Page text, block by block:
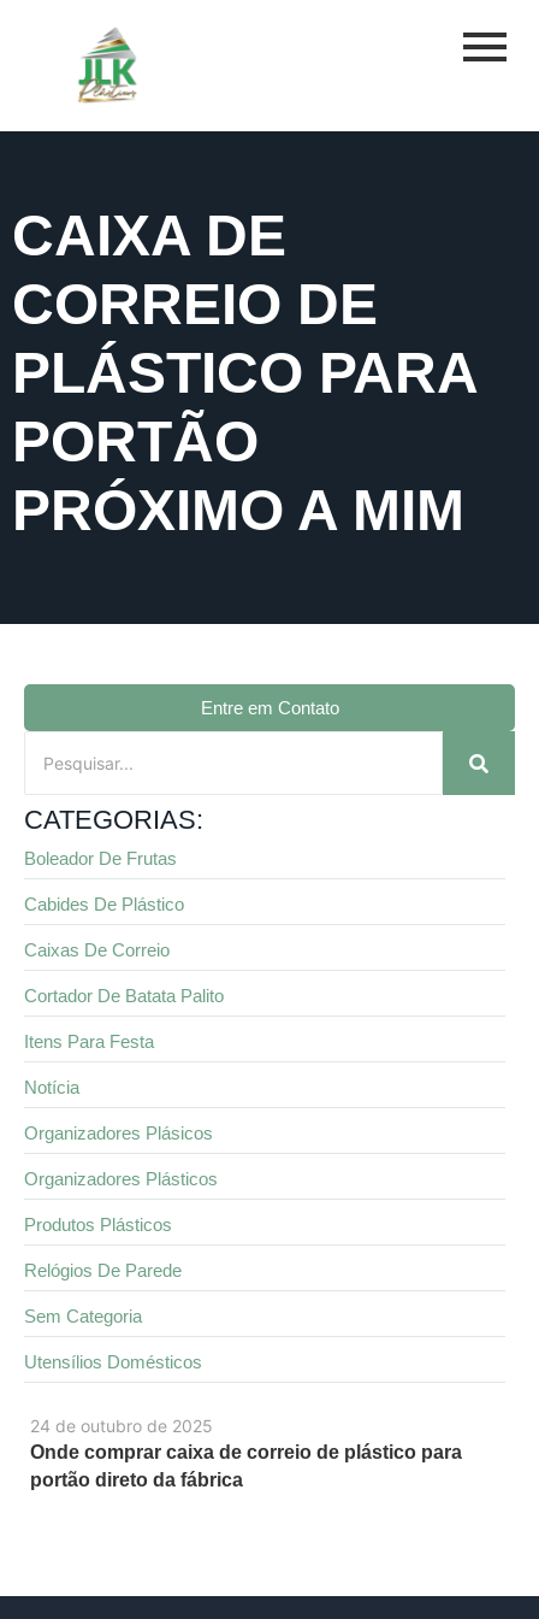
CAIXA DE
CORREIO DE
PLÁSTICO PARA
PORTÃO
PRÓXIMO A MIM
24 de outubro de 2025
Onde comprar caixa de correio de plástico para
portão direto da fábrica
Entre em Contato
CATEGORIAS:
Boleador De Frutas
Cabides De Plástico
Caixas De Correio
Cortador De Batata Palito
Itens Para Festa
Notícia
Organizadores Plásicos
Organizadores Plásticos
Produtos Plásticos
Relógios De Parede
Sem Categoria
Utensílios Domésticos